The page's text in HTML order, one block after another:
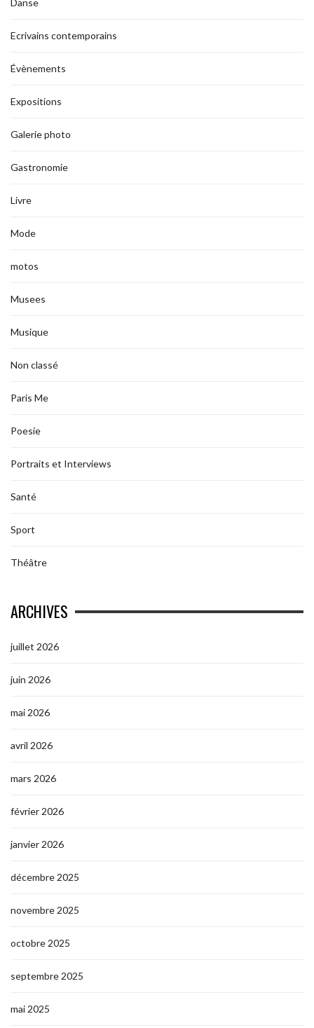
Danse
Ecrivains contemporains
Évènements
Expositions
Galerie photo
Gastronomie
Livre
Mode
motos
Musees
Musique
Non classé
Paris Me
Poesie
Portraits et Interviews
Santé
Sport
Théâtre
ARCHIVES
juillet 2026
juin 2026
mai 2026
avril 2026
mars 2026
février 2026
janvier 2026
décembre 2025
novembre 2025
octobre 2025
septembre 2025
mai 2025